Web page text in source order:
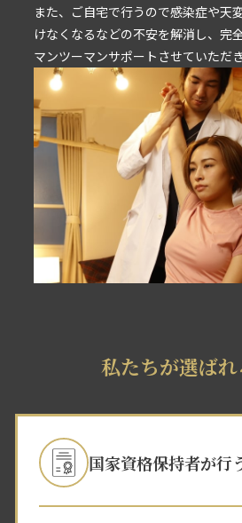
また、ご自宅で行うので感染症や天
けなくなるなどの不安を解消し、完
マンツーマンサポートさせていただき
私たちが選ば
国家資格保持者が行